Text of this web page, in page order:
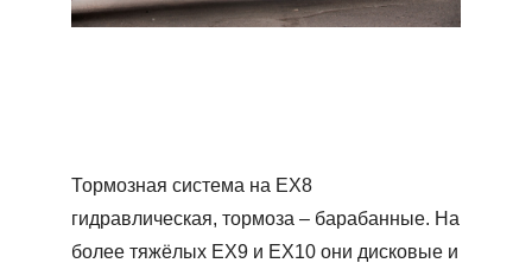
Тормозная система на ЕХ8
гидравлическая, тормоза – барабанные. На
более тяжёлых ЕХ9 и ЕХ10 они дисковые и